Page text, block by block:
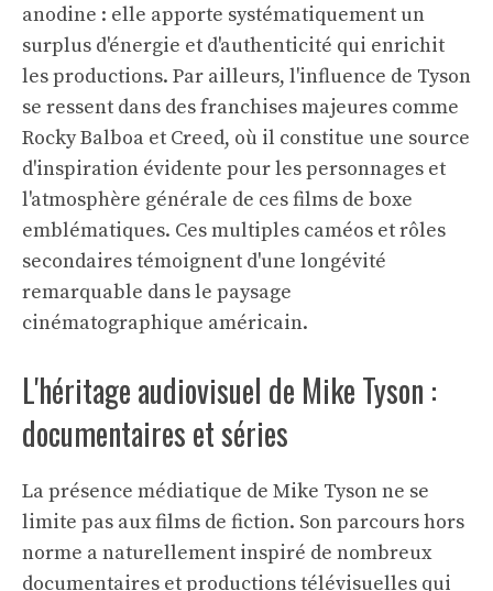
anodine : elle apporte systématiquement un
surplus d'énergie et d'authenticité qui enrichit
les productions. Par ailleurs, l'influence de Tyson
se ressent dans des franchises majeures comme
Rocky Balboa et Creed, où il constitue une source
d'inspiration évidente pour les personnages et
l'atmosphère générale de ces films de boxe
emblématiques. Ces multiples caméos et rôles
secondaires témoignent d'une longévité
remarquable dans le paysage
cinématographique américain.
L'héritage audiovisuel de Mike Tyson :
documentaires et séries
La présence médiatique de Mike Tyson ne se
limite pas aux films de fiction. Son parcours hors
norme a naturellement inspiré de nombreux
documentaires et productions télévisuelles qui